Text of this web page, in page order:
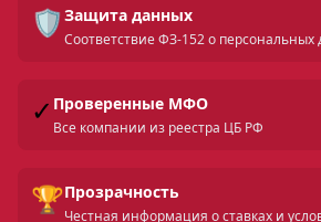
🛡️ Защита данных
Соответствие ФЗ-152 о персональных
✓ Проверенные МФО
Все компании из реестра ЦБ РФ
🏆Прозрачность
Честная информация о ставках и